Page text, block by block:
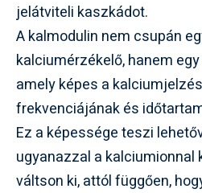
jelátviteli kaszkádot.
A kalmodulin nem csupán
kalciumérzékelő, hanem
amely képes a
frekvenciájának és
Ez a képessége teszi
ugyanazzal a
váltson ki, attól függően,